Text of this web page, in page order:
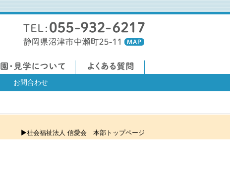
お問合わせ
▶社会福祉法人 信愛会 本部トップページ